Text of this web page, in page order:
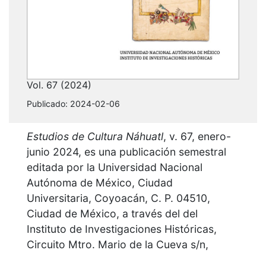
Vol. 67 (2024)
Publicado: 2024-02-06
Estudios de Cultura Náhuatl, v. 67, enero-
junio 2024, es una publicación semestral
editada por la Universidad Nacional
Autónoma de México, Ciudad
Universitaria, Coyoacán, C. P. 04510,
Ciudad de México, a través del del
Instituto de Investigaciones Históricas,
Circuito Mtro. Mario de la Cueva s/n,